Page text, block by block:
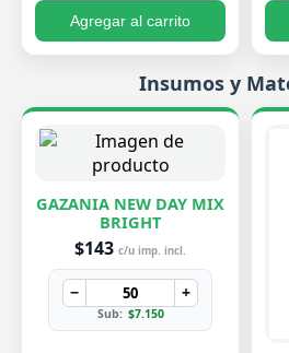
Agregar al carrito
Insumos y
GAZANIA NEW DAY MIX
BRIGHT
$143 c/u imp. incl.
− +
Sub: $7.150